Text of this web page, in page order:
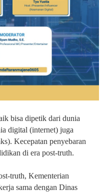
bisa dipetik dari dunia
digital (internet) juga
Kecepatan penyebaran
di era post-truth.
truth, Kementerian
sama dengan Dinas